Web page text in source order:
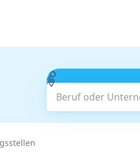
Beruf oder